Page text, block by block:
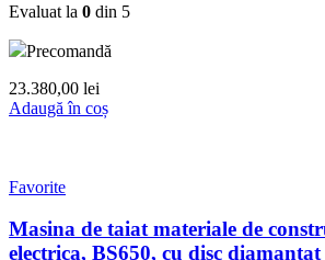
Evaluat la 0 din 5
Precomandă
23.380,00 lei
Adaugă în coș
Favorite
Masina de taiat materiale de
electrica, BS650, cu disc